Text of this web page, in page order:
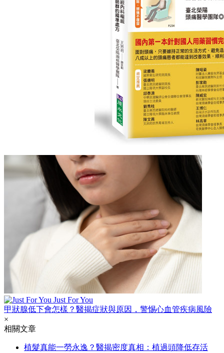
Just For You
甲狀腺低下會怎樣？醫揭症狀與原因，警惕心血管疾病風險
×
相關文章
植髮真能一勞永逸？醫揭密度真相：植過頭降低存活